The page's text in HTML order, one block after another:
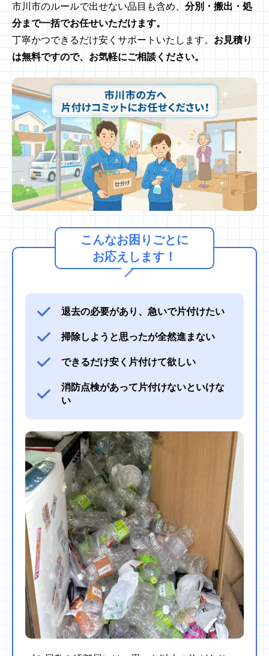
市川市のルールで出せない品目も含め、 分別・搬出・処
分まで一括でお任せいただけます。
丁寧かつできるだけ安くサポートいたします。 お見積り
は無料ですので、お気軽にご相談ください。
こんなお困りごとに
お応えします！
退去の必要があり、急いで片付けたい
掃除しようと思ったが全然進まない
できるだけ安く片付けて欲しい
消防点検があって片付けないといけな
い